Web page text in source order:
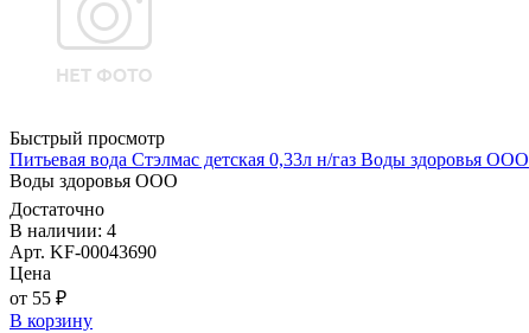
Быстрый просмотр
Питьевая вода Стэлмас детская 0,33л н/газ Воды здоровья ООО
Воды здоровья ООО
Достаточно
В наличии: 4
Арт. KF-00043690
Цена
от 55 ₽
В корзину